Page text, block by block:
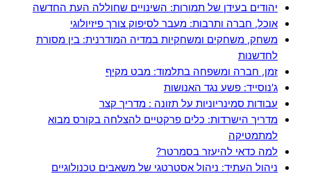
יהודים בעידן של תמורות: השינויים שחוללה העת החדשה
אוכל, חברה ותרבות: מעבר לסיפוק צורך פיזיולוגי
משחק, משחקים ומשחקיות במדיה המודרנית: בין מסורת
לחדשנות
זמן, חברה ומשפחה בתלמוד: מבט מקיף
ג'נוסייד: פשע נגד האנושות
עבודות סמינריוניות על תזונה : מדריך קצר
מדריך הישרדות: כלים פרקטיים להצלחה בקורס מבוא
למתמטיקה
למה כדאי להיעזר בסמרטר?
ניהול העתיד: ניהול אסטרטגי של משאבים טכנולוגיים